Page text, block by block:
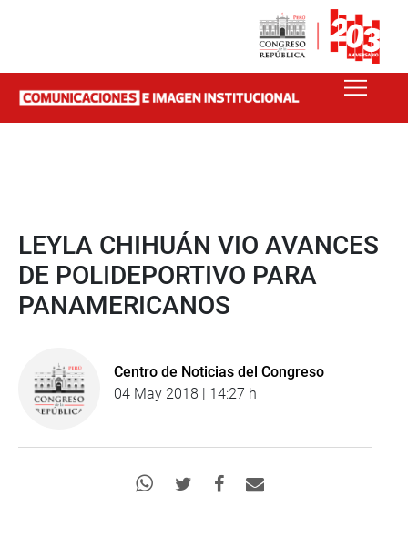
LEYLA CHIHUÁN VIO AVANCES
DE POLIDEPORTIVO PARA
PANAMERICANOS
Centro de Noticias del Congreso
04 May 2018 | 14:27 h